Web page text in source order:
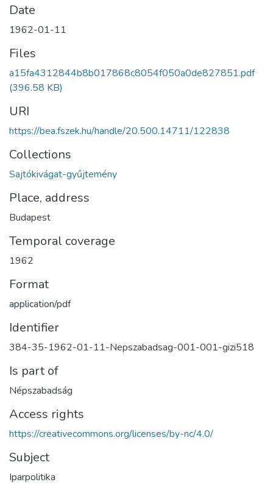
Date
1962-01-11
Files
a15fa4312844b8b017868c8054f050a0de827851.pdf
(396.58 KB)
URI
https://bea.fszek.hu/handle/20.500.14711/122838
Collections
Sajtókivágat-gyűjtemény
Place, address
Budapest
Temporal coverage
1962
Format
application/pdf
Identifier
384-35-1962-01-11-Nepszabadsag-001-001-gizi518
Is part of
Népszabadság
Access rights
https://creativecommons.org/licenses/by-nc/4.0/
Subject
Iparpolitika